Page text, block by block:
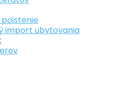
import ubytovania